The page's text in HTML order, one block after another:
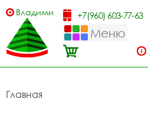
Владимир +7(960) 603-77-63
Меню
Главная